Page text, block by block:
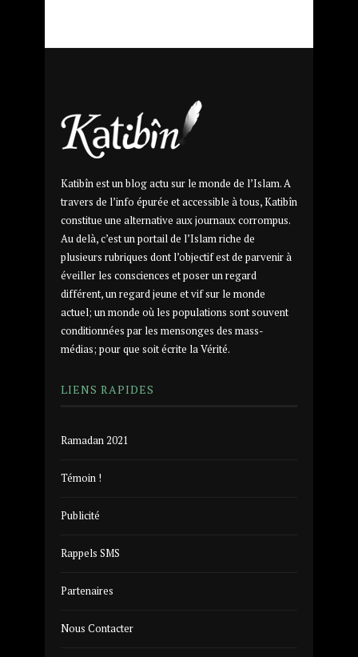
Katibîn est un blog actu sur le monde de l’Islam. A
travers de l’info épurée et accessible à tous, Katibîn
constitue une alternative aux journaux corrompus.
Au delà, c’est un portail de l’Islam riche de
plusieurs rubriques dont l’objectif est de parvenir à
éveiller les consciences et poser un regard
différent, un regard jeune et vif sur le monde
actuel; un monde où les populations sont souvent
conditionnées par les mensonges des mass-
médias; pour que soit écrite la Vérité.
LIENS RAPIDES
Ramadan 2021
Témoin !
Publicité
Rappels SMS
Partenaires
Nous Contacter